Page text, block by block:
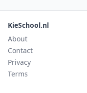
KieSchool.nl
About
Contact
Privacy
Terms